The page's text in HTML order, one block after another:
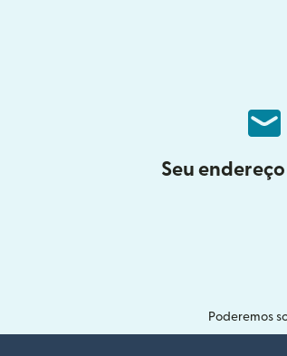
Seu
Poderemos